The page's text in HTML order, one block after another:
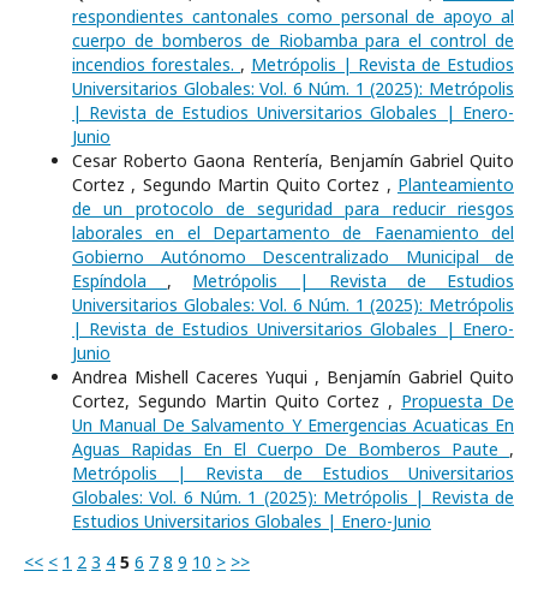
respondientes cantonales como personal de apoyo al
cuerpo de bomberos de Riobamba para el control de
incendios forestales. , Metrópolis | Revista de Estudios
Universitarios Globales: Vol. 6 Núm. 1 (2025): Metrópolis
| Revista de Estudios Universitarios Globales | Enero-
Junio
Cesar Roberto Gaona Rentería, Benjamín Gabriel Quito
Cortez , Segundo Martin Quito Cortez , Planteamiento
de un protocolo de seguridad para reducir riesgos
laborales en el Departamento de Faenamiento del
Gobierno Autónomo Descentralizado Municipal de
Espíndola , Metrópolis | Revista de Estudios
Universitarios Globales: Vol. 6 Núm. 1 (2025): Metrópolis
| Revista de Estudios Universitarios Globales | Enero-
Junio
Andrea Mishell Caceres Yuqui , Benjamín Gabriel Quito
Cortez, Segundo Martin Quito Cortez , Propuesta De
Un Manual De Salvamento Y Emergencias Acuaticas En
Aguas Rapidas En El Cuerpo De Bomberos Paute ,
Metrópolis | Revista de Estudios Universitarios
Globales: Vol. 6 Núm. 1 (2025): Metrópolis | Revista de
Estudios Universitarios Globales | Enero-Junio
<< < 1 2 3 4 5 6 7 8 9 10 > >>